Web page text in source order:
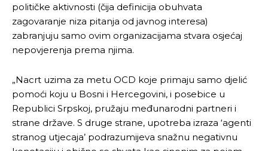
političke aktivnosti (čija definicija obuhvata
zagovaranje niza pitanja od javnog interesa)
zabranjuju samo ovim organizacijama stvara osjećaj
nepovjerenja prema njima.
„Nacrt uzima za metu OCD koje primaju samo djelić
pomoći koju u Bosni i Hercegovini, i posebice u
Republici Srpskoj, pružaju međunarodni partneri i
strane države. S druge strane, upotreba izraza ‘agenti
stranog utjecaja’ podrazumijeva snažnu negativnu